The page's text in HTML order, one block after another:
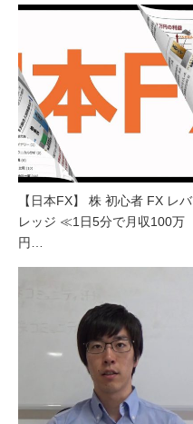
【日本FX】 株 初心者 FX レバ
レッジ ≪1日5分で月収100万
円…